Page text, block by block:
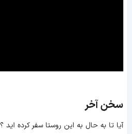
سخن آخر
آیا تا به حال به این روستا سفر کرده اید ؟